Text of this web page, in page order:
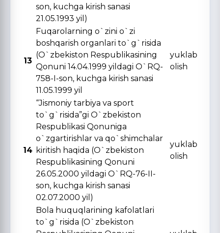
son, kuchga kirish sanasi
21.05.1993 yil)
13
Fuqarolarning o`zini o`zi
boshqarish organlari to`g`risida
(O`zbekiston Respublikasining
Qonuni 14.04.1999 yildagi O`RQ-
758-I-son, kuchga kirish sanasi
11.05.1999 yil
yuklab
olish
14
“Jismoniy tarbiya va sport
to`g`risida”gi O`zbekiston
Respublikasi Qonuniga
o`zgartirishlar va qo`shimchalar
kiritish haqida (O`zbekiston
Respublikasining Qonuni
26.05.2000 yildagi O`RQ-76-II-
son, kuchga kirish sanasi
02.07.2000 yil)
yuklab
olish
Bola huquqlarining kafolatlari
to`g`risida (O`zbekiston